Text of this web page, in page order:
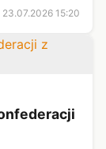
23.07.2026 15:20